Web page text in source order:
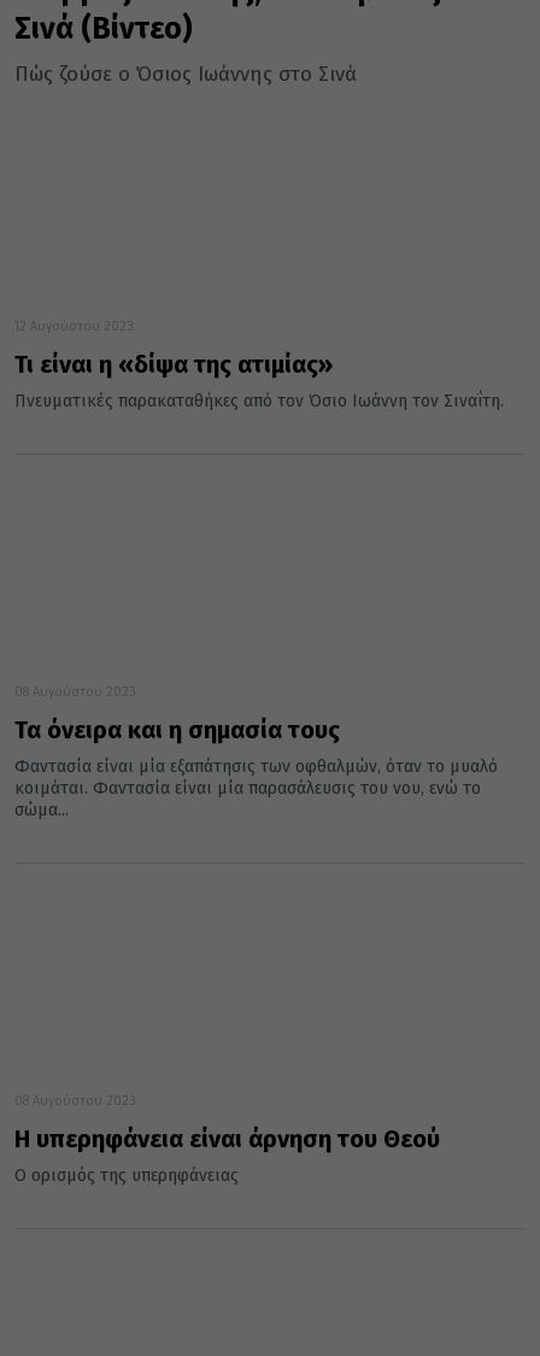
Σινά (Βίντεο)
Πώς ζούσε ο Όσιος Ιωάννης στο Σινά
12 Αυγούστου 2023
Τι είναι η «δίψα της ατιμίας»
Πνευματικές παρακαταθήκες από τον Όσιο Ιωάννη τον Σιναΐτη.
08 Αυγούστου 2023
Τα όνειρα και η σημασία τους
Φαντασία είναι μία εξαπάτησις των οφθαλμών, όταν το μυαλό
κοιμάται. Φαντασία είναι μία παρασάλευσις του νου, ενώ το
σώμα...
08 Αυγούστου 2023
Η υπερηφάνεια είναι άρνηση του Θεού
Ο ορισμός της υπερηφάνειας